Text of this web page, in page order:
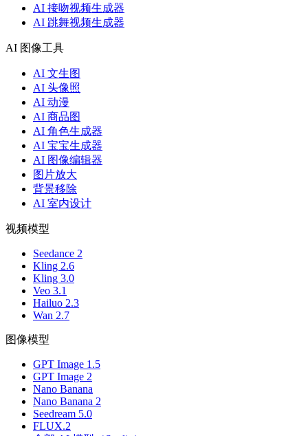
AI 接吻视频生成器
AI 跳舞视频生成器
AI 图像工具
AI 文生图
AI 头像照
AI 动漫
AI 商品图
AI 角色生成器
AI 宝宝生成器
AI 图像编辑器
图片放大
背景移除
AI 室内设计
视频模型
Seedance 2
Kling 2.6
Kling 3.0
Veo 3.1
Hailuo 2.3
Wan 2.7
图像模型
GPT Image 1.5
GPT Image 2
Nano Banana
Nano Banana 2
Seedream 5.0
FLUX.2